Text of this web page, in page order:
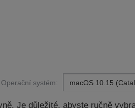
Operační systém:
Je důležité, abyste ručně